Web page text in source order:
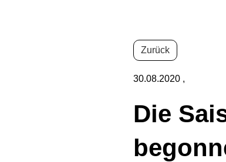
Zurück
30.08.2020,
Die